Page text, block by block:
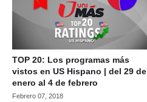
TOP 20: Los programas más
vistos en US Hispano | del 29 de
enero al 4 de febrero
Febrero 07, 2018